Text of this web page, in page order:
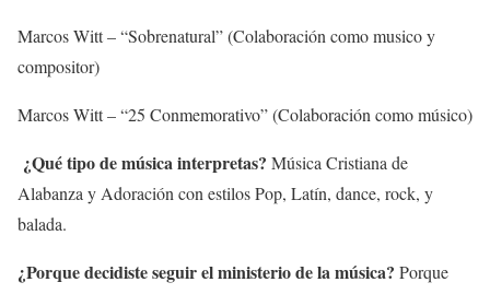
Marcos Witt – “Sobrenatural” (Colaboración como musico y
compositor)
Marcos Witt – “25 Conmemorativo” (Colaboración como músico)
¿Qué tipo de música interpretas? Música Cristiana de
Alabanza y Adoración con estilos Pop, Latín, dance, rock, y
balada.
¿Porque decidiste seguir el ministerio de la música? Porque